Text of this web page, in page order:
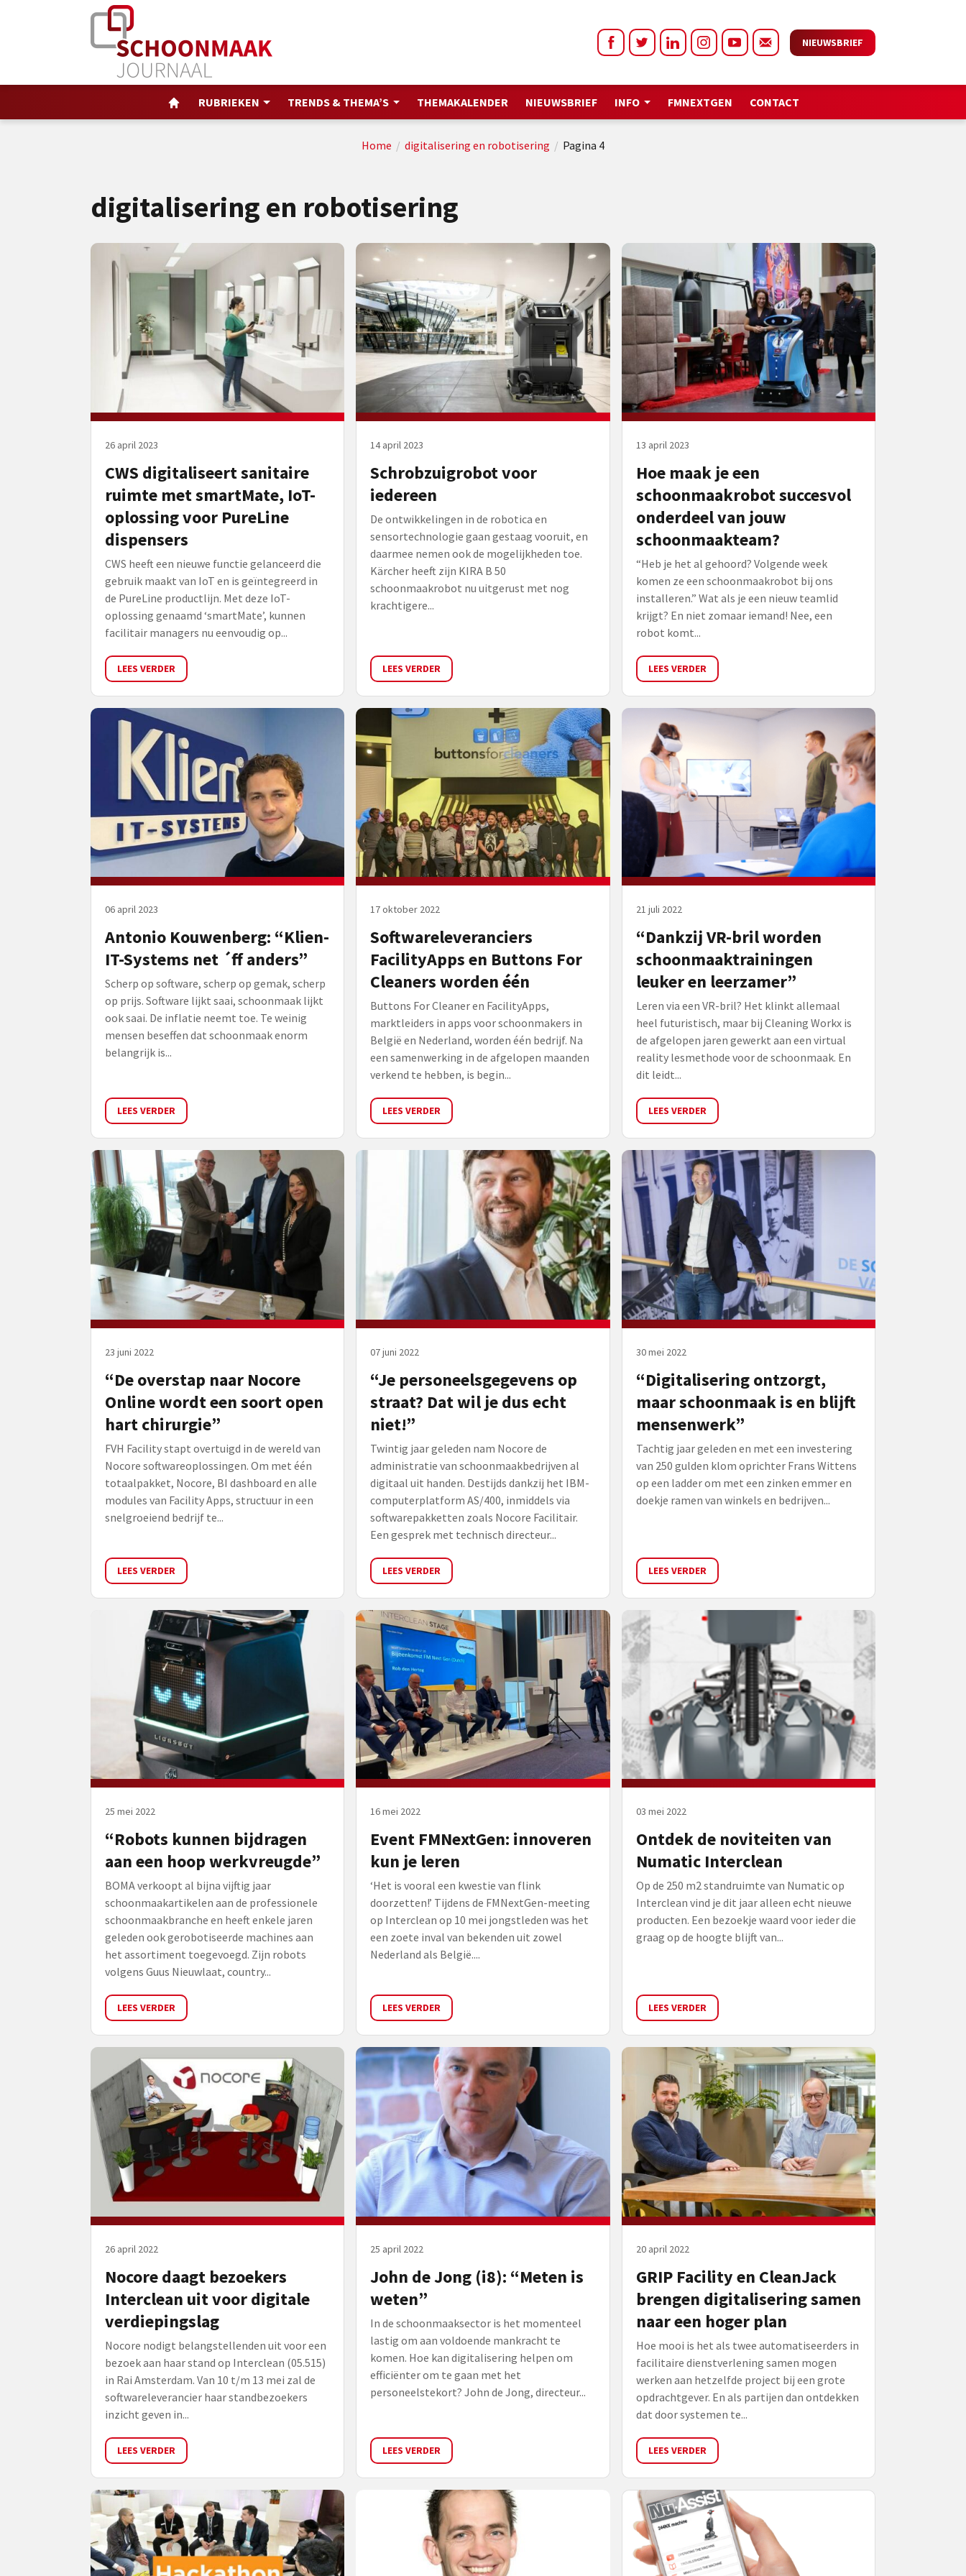
NIEUWSBRIEF
RUBRIEKEN TRENDS & THEMA’S THEMAKALENDER NIEUWSBRIEF INFO FMNEXTGEN CONTACT
Home / digitalisering en robotisering / Pagina 4
digitalisering en robotisering
26 april 2023
CWS digitaliseert sanitaire
ruimte met smartMate, IoT-
oplossing voor PureLine
dispensers
CWS heeft een nieuwe functie gelanceerd die
gebruik maakt van IoT en is geïntegreerd in
de PureLine productlijn. Met deze IoT-
oplossing genaamd ‘smartMate’, kunnen
facilitair managers nu eenvoudig op...
LEES VERDER
14 april 2023
Schrobzuigrobot voor
iedereen
De ontwikkelingen in de robotica en
sensortechnologie gaan gestaag vooruit, en
daarmee nemen ook de mogelijkheden toe.
Kärcher heeft zijn KIRA B 50
schoonmaakrobot nu uitgerust met nog
krachtigere...
LEES VERDER
13 april 2023
Hoe maak je een
schoonmaakrobot succesvol
onderdeel van jouw
schoonmaakteam?
“Heb je het al gehoord? Volgende week
komen ze een schoonmaakrobot bij ons
installeren.” Wat als je een nieuw teamlid
krijgt? En niet zomaar iemand! Nee, een
robot komt...
LEES VERDER
06 april 2023
Antonio Kouwenberg: “Klien-
IT-Systems net ´ff anders”
Scherp op software, scherp op gemak, scherp
op prijs. Software lijkt saai, schoonmaak lijkt
ook saai. De inflatie neemt toe. Te weinig
mensen beseffen dat schoonmaak enorm
belangrijk is...
LEES VERDER
17 oktober 2022
Softwareleveranciers
FacilityApps en Buttons For
Cleaners worden één
Buttons For Cleaner en FacilityApps,
marktleiders in apps voor schoonmakers in
België en Nederland, worden één bedrijf. Na
een samenwerking in de afgelopen maanden
verkend te hebben, is begin...
LEES VERDER
21 juli 2022
“Dankzij VR-bril worden
schoonmaaktrainingen
leuker en leerzamer”
Leren via een VR-bril? Het klinkt allemaal
heel futuristisch, maar bij Cleaning Workx is
de afgelopen jaren gewerkt aan een virtual
reality lesmethode voor de schoonmaak. En
dit leidt...
LEES VERDER
23 juni 2022
“De overstap naar Nocore
Online wordt een soort open
hart chirurgie”
FVH Facility stapt overtuigd in de wereld van
Nocore softwareoplossingen. Om met één
totaalpakket, Nocore, BI dashboard en alle
modules van Facility Apps, structuur in een
snelgroeiend bedrijf te...
LEES VERDER
07 juni 2022
“Je personeelsgegevens op
straat? Dat wil je dus echt
niet!”
Twintig jaar geleden nam Nocore de
administratie van schoonmaakbedrijven al
digitaal uit handen. Destijds dankzij het IBM-
computerplatform AS/400, inmiddels via
softwarepakketten zoals Nocore Facilitair.
Een gesprek met technisch directeur...
LEES VERDER
30 mei 2022
“Digitalisering ontzorgt,
maar schoonmaak is en blijft
mensenwerk”
Tachtig jaar geleden en met een investering
van 250 gulden klom oprichter Frans Wittens
op een ladder om met een zinken emmer en
doekje ramen van winkels en bedrijven...
LEES VERDER
25 mei 2022
“Robots kunnen bijdragen
aan een hoop werkvreugde”
BOMA verkoopt al bijna vijftig jaar
schoonmaakartikelen aan de professionele
schoonmaakbranche en heeft enkele jaren
geleden ook gerobotiseerde machines aan
het assortiment toegevoegd. Zijn robots
volgens Guus Nieuwlaat, country...
LEES VERDER
16 mei 2022
Event FMNextGen: innoveren
kun je leren
‘Het is vooral een kwestie van flink
doorzetten!’ Tijdens de FMNextGen-meeting
op Interclean op 10 mei jongstleden was het
een zoete inval van bekenden uit zowel
Nederland als België....
LEES VERDER
03 mei 2022
Ontdek de noviteiten van
Numatic Interclean
Op de 250 m2 standruimte van Numatic op
Interclean vind je dit jaar alleen echt nieuwe
producten. Een bezoekje waard voor ieder die
graag op de hoogte blijft van...
LEES VERDER
26 april 2022
Nocore daagt bezoekers
Interclean uit voor digitale
verdiepingslag
Nocore nodigt belangstellenden uit voor een
bezoek aan haar stand op Interclean (05.515)
in Rai Amsterdam. Van 10 t/m 13 mei zal de
softwareleverancier haar standbezoekers
inzicht geven in...
LEES VERDER
25 april 2022
John de Jong (i8): “Meten is
weten”
In de schoonmaaksector is het momenteel
lastig om aan voldoende mankracht te
komen. Hoe kan digitalisering helpen om
efficiënter om te gaan met het
personeelstekort? John de Jong, directeur...
LEES VERDER
20 april 2022
GRIP Facility en CleanJack
brengen digitalisering samen
naar een hoger plan
Hoe mooi is het als twee automatiseerders in
facilitaire dienstverlening samen mogen
werken aan hetzelfde project bij een grote
opdrachtgever. En als partijen dan ontdekken
dat door systemen te...
LEES VERDER